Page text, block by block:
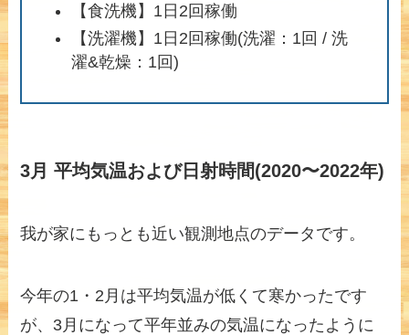
【食洗機】1日2回稼働
【洗濯機】1日2回稼働(洗濯：1回 / 洗
濯&乾燥：1回)
3月 平均気温および日射時間(2020〜2022年)
我が家にもっとも近い観測地点のデータです。
今年の1・2月は平均気温が低くて寒かったです
が、3月になって平年並みの気温になったように